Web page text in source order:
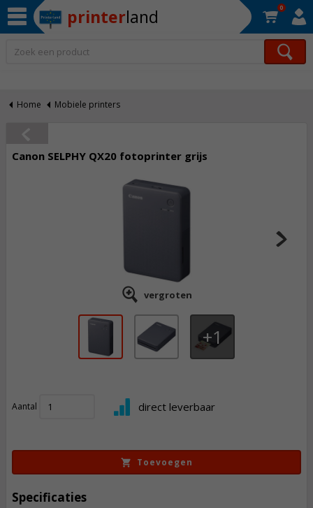
printerland 0
Home Mobiele printers
Canon SELPHY QX20 fotoprinter grijs
vergroten
1
Aantal direct leverbaar
Toevoegen
Specificaties